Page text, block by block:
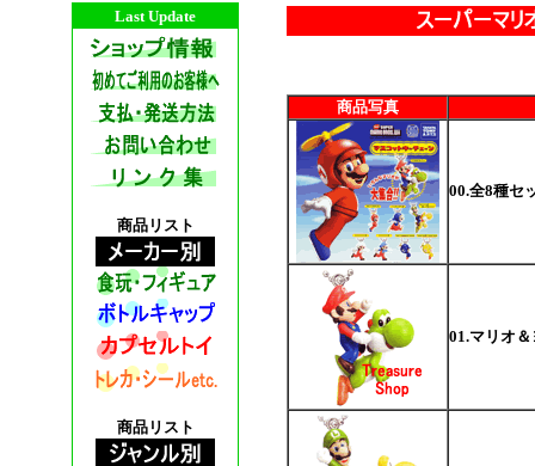
Last Update
商品リスト
商品リスト
商品写真
00.全8種セ
01.マリオ